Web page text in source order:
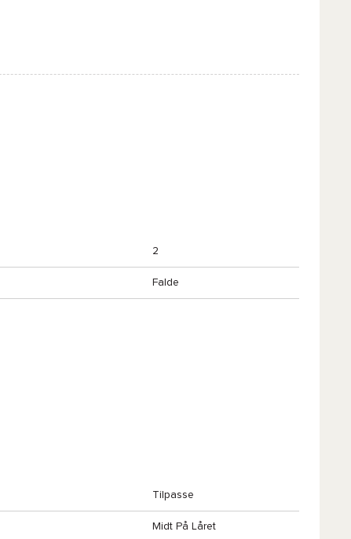
2
Falde
Tilpasse
Midt På Låret